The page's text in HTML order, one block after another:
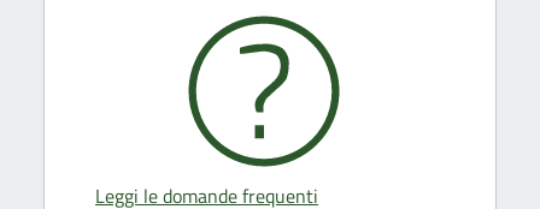
Leggi le domande frequenti